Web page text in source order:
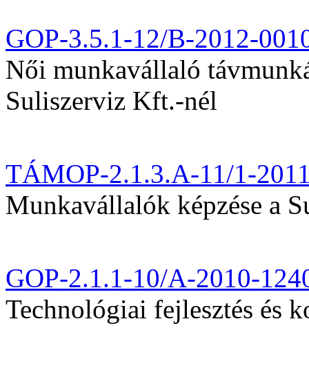
GOP-3.5.1-12/B-2012-
Női munkavállaló
Suliszerviz Kft.-nél
TÁMOP-2.1.3.A-11/1-
Munkavállalók képzése a
GOP-2.1.1-10/A-2010-
Technológiai fejlesztés és